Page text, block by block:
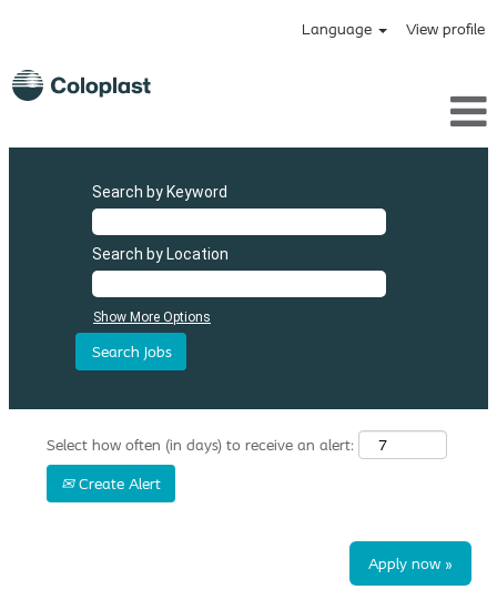
Language View profile
Search by Keyword
Search by Location
Show More Options
Select how often (in days) to receive an alert:
Create Alert
Apply now »